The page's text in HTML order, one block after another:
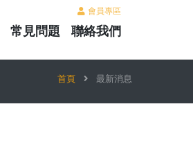
會員專區
常見問題 聯絡我們
首頁 最新消息